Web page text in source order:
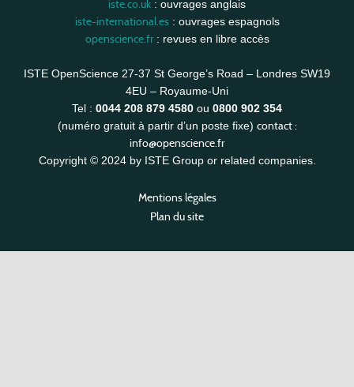
iste.co.uk : ouvrages anglais
iste-international.es: ouvrages espagnols
openscience.fr: revues en libre accès
ISTE OpenScience 27-37 St George’s Road – Londres SW19
4EU – Royaume-Uni
Tel : 0044 208 879 4580 ou 0800 902 354
(numéro gratuit à partir d’un poste fixe) contact :
info@openscience.fr
Copyright © 2024 by ISTE Group or related companies.
Mentions légales
Plan du site